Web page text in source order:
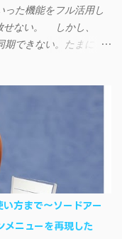
った機能をフル活用し
せない。 しかし、
できない。たまに
バイス それぞれにイン
同期できるようにな
使い始めた頃から便
現在はiSyncrを使っ
ようになった。 具体
ワードをAndroidアプ
ードが保存されず、い
もの。 この不具合を
デバイスの言語を英語
方まで～ソードアー
メニューを再現した